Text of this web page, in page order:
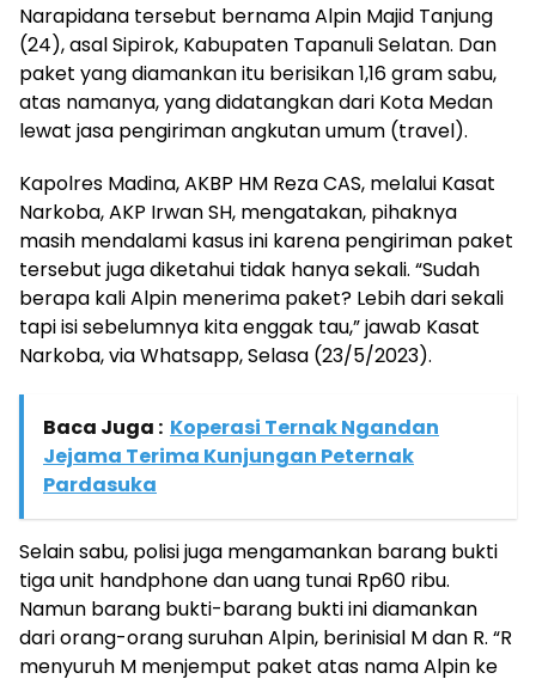
Narapidana tersebut bernama Alpin Majid Tanjung
(24), asal Sipirok, Kabupaten Tapanuli Selatan. Dan
paket yang diamankan itu berisikan 1,16 gram sabu,
atas namanya, yang didatangkan dari Kota Medan
lewat jasa pengiriman angkutan umum (travel).
Kapolres Madina, AKBP HM Reza CAS, melalui Kasat
Narkoba, AKP Irwan SH, mengatakan, pihaknya
masih mendalami kasus ini karena pengiriman paket
tersebut juga diketahui tidak hanya sekali. “Sudah
berapa kali Alpin menerima paket? Lebih dari sekali
tapi isi sebelumnya kita enggak tau,” jawab Kasat
Narkoba, via Whatsapp, Selasa (23/5/2023).
Baca Juga : Koperasi Ternak Ngandan
Jejama Terima Kunjungan Peternak
Pardasuka
Selain sabu, polisi juga mengamankan barang bukti
tiga unit handphone dan uang tunai Rp60 ribu.
Namun barang bukti-barang bukti ini diamankan
dari orang-orang suruhan Alpin, berinisial M dan R. “R
menyuruh M menjemput paket atas nama Alpin ke